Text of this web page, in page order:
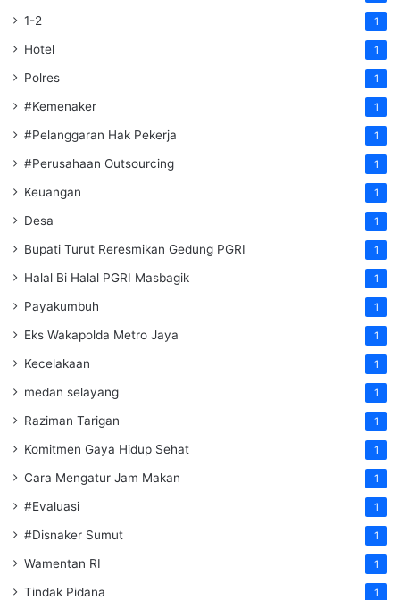
1-2 1
Hotel 1
Polres 1
#Kemenaker 1
#Pelanggaran Hak Pekerja 1
#Perusahaan Outsourcing 1
Keuangan 1
Desa 1
Bupati Turut Reresmikan Gedung PGRI 1
Halal Bi Halal PGRI Masbagik 1
Payakumbuh 1
Eks Wakapolda Metro Jaya 1
Kecelakaan 1
medan selayang 1
Raziman Tarigan 1
Komitmen Gaya Hidup Sehat 1
Cara Mengatur Jam Makan 1
#Evaluasi 1
#Disnaker Sumut 1
Wamentan RI 1
Tindak Pidana 1